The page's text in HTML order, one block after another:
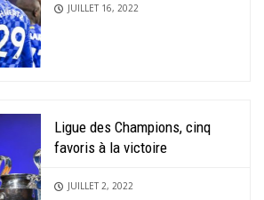
JUILLET 16, 2022
Ligue des Champions, cinq
favoris à la victoire
JUILLET 2, 2022